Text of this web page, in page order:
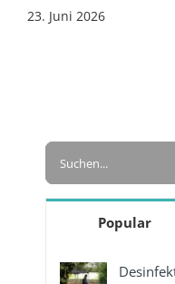
23. Juni 2026
Suche
Popular